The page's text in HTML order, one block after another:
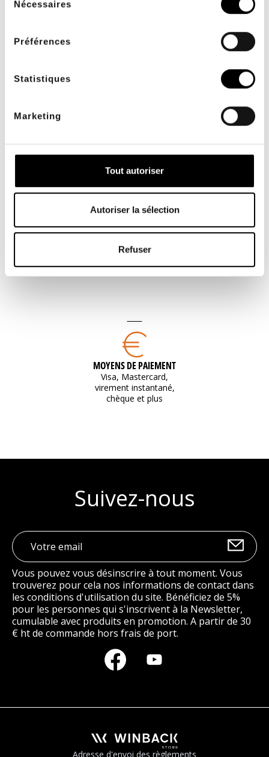
Nécessaires
Préférences
Statistiques
Marketing
Tout autoriser
Autoriser la sélection
Refuser
2 ou 3 fois sans frais
LIVRAISON OFFERTE
dès 200€ TTC d'achats
MOYENS DE PAIEMENT
Visa, Mastercard,
virement instantané,
chèque et plus
Suivez-nous
Vous pouvez vous désinscrire à tout moment. Vous
trouverez pour cela nos informations de contact dans
les conditions d'utilisation du site. Bénéficiez de 5%
pour les personnes qui s'inscrivent à la Newsletter,
cumulable avec produits en promotion. A partir de 30
€ ht de commande hors frais de port.
Adresse d'envoi des règlements